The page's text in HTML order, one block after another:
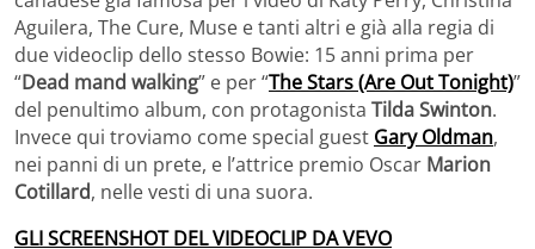
Aguilera, The Cure, Muse e tanti altri e già alla regia di
due videoclip dello stesso Bowie: 15 anni prima per
“Dead mand walking” e per “The Stars (Are Out Tonight)”
del penultimo album, con protagonista Tilda Swinton.
Invece qui troviamo come special guest Gary Oldman,
nei panni di un prete, e l’attrice premio Oscar Marion
Cotillard, nelle vesti di una suora.
GLI SCREENSHOT DEL VIDEOCLIP DA VEVO